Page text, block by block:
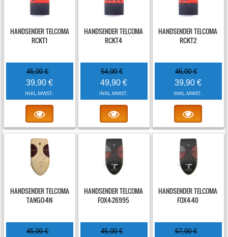
HANDSENDER TELCOMA
RCKT1
45,00 €
39,90 €
INKL.MWST.
HANDSENDER TELCOMA
RCKT4
54,00 €
49,90 €
INKL.MWST.
HANDSENDER TELCOMA
RCKT2
45,00 €
39,90 €
INKL.MWST.
HANDSENDER TELCOMA
TANGO-4N
45,00 €
HANDSENDER TELCOMA
FOX4-26995
45,00 €
HANDSENDER TELCOMA
FOX4-40
67,00 €